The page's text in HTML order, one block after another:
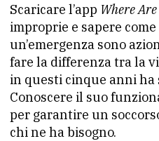
Scaricare l’app Where
improprie e sapere
un’emergenza sono
fare la differenza tra la
in questi cinque anni ha
Conoscere il suo
per garantire un
chi ne ha bisogno.